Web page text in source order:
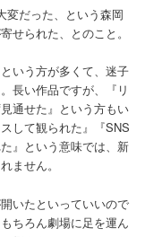
変だった、という森岡
せられた、とのこと。
いう方が多くて、迷子
長い作品ですが、『リ
通せた』という方もい
して観られた』『SNS
』という意味では、新
ません。
いたといっていいので
ちろん劇場に足を運ん